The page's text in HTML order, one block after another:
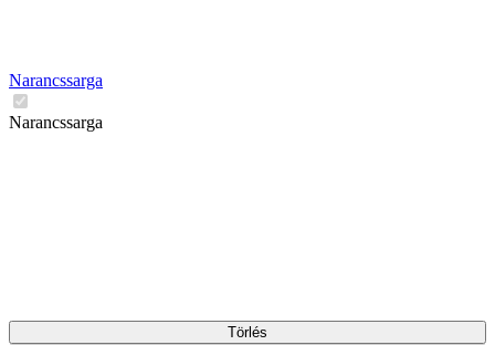
Narancssarga
Narancssarga
Törlés